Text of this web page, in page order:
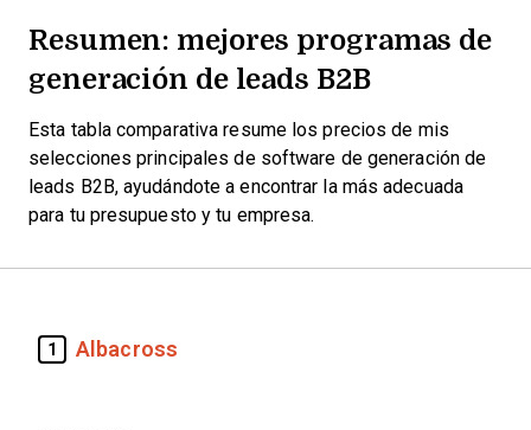
Resumen: mejores programas de
generación de leads B2B
Esta tabla comparativa resume los precios de mis
selecciones principales de software de generación de
leads B2B, ayudándote a encontrar la más adecuada
para tu presupuesto y tu empresa.
1 Albacross